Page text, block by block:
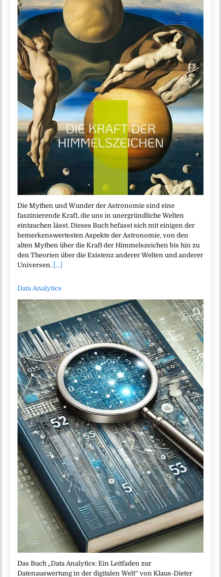
Die Mythen und Wunder der Astronomie sind eine
faszinierende Kraft, die uns in unergründliche Welten
eintauchen lässt. Dieses Buch befasst sich mit einigen der
bemerkenswertesten Aspekte der Astronomie, von den
alten Mythen über die Kraft der Himmelszeichen bis hin zu
den Theorien über die Existenz anderer Welten und anderer
Universen. [...]
Data Analytics
Das Buch „Data Analytics: Ein Leitfaden zur
Datenauswertung in der digitalen Welt“ von Klaus-Dieter